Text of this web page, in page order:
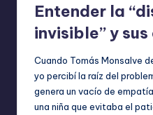
Entender la
invisible” y
Cuando Tomás Monsalve
yo percibí la raíz del
genera un vacío de
una niña que evitaba el